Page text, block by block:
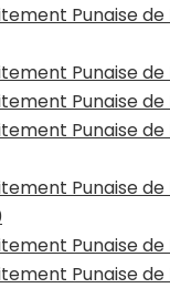
Punaise
Punaise de
Punaise de
Punaise de
Punaise de
Punaise de
Punaise de